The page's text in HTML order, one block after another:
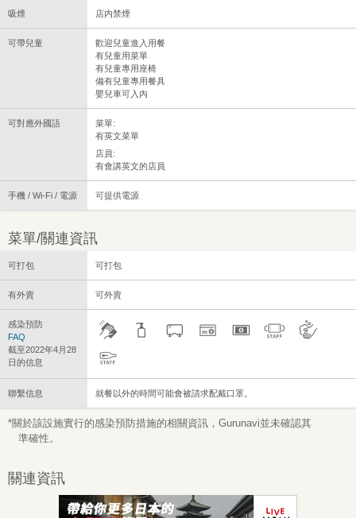
吸煙 店内禁煙
可帶兒童
歡迎兒童進入用餐
有兒童用菜單
有兒童專用座椅
備有兒童專用餐具
嬰兒車可入內
可對應外國語
菜單:
有英文菜單
店員:
有會講英文的店員
手機 / Wi-Fi / 電源 可提供電源
菜單/關連資訊
可打包 可打包
有外賣 可外賣
感染預防
FAQ
截至2022年4月28
日的信息
聯繫信息 就餐以外的時間可能會被請求配戴口罩。
*關於該設施實行的感染預防措施的相關資訊，Gurunavi並未確認其
準確性。
關連資訊